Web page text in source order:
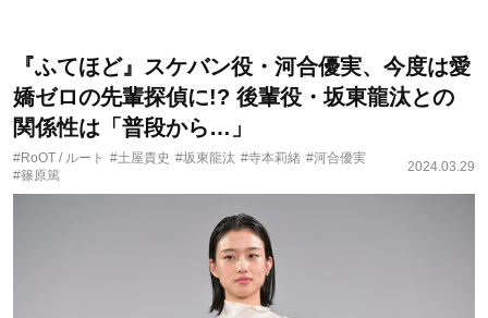
『ふてほど』スケバン役・河合優実、今度は愛
嬌ゼロの先輩探偵に!? 後輩役・坂東龍汰との
関係性は「普段から…」
#RoOT / ルート #土屋貴史 #坂東龍汰 #寺本莉緒 #河合優実
#篠原篤
2024.03.29